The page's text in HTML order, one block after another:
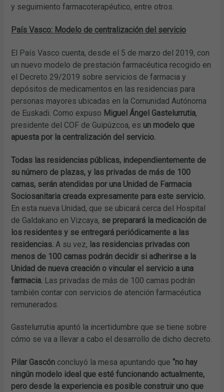
y seguimiento farmacoterapéutico, entre otros.
País Vasco: Modelo de centralización del servicio
El País Vasco cuenta, desde el 5 de marzo del 2019, con
un nuevo modelo de prestación farmacéutica recogido en
el Decreto 29/2019 sobre servicios de farmacia y
depósitos de medicamentos en las residencias para
personas mayores ubicadas en la Comunidad Autónoma
de Euskadi. Como expuso Miguel Ángel Gastelurrutia,
presidente del COF de Guipúzcoa, es un modelo que
apuesta por la centralización del servicio.
Todas las residencias públicas, independientemente de
su número de plazas, y las privadas de más de 100
camas, serán atendidas por una Unidad de Farmacia
Sociosanitaria creada expresamente para este servicio.
En esta nueva Unidad, que se ubicará cerca del Hospital
de Galdakano en Vizcaya, se preparará la medicación de
los residentes y se entregará periódicamente a las
residencias. A su vez, las residencias privadas con
menos de 100 camas podrán decidir si adherirse a la
Unidad de nueva creación o vincular el servicio a una
farmacia. Las privadas de más de 100 camas podrán
también contar con servicios de atención farmacéutica
remunerados.
Gastelurrutia apuntó la incertidumbre que se tiene sobre
cómo se va a llevar a cabo el desarrollo de dicho decreto.
Pilar Gascón concluyó la mesa apuntando que “no hay
ningún modelo ideal que esté funcionando actualmente,
pero desde la experiencia es posible construir uno que